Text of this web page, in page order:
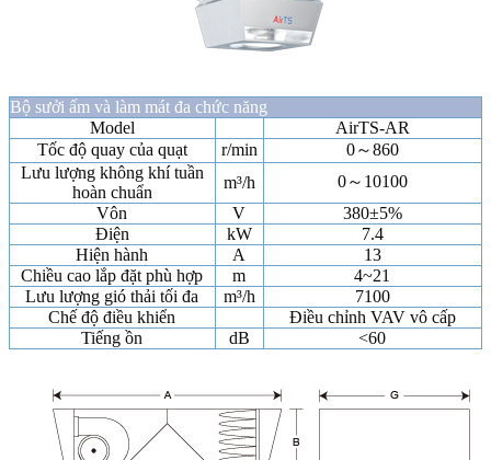
Bộ sưởi ấm và làm mát đa chức năng
Model
AirTS-AR
Tốc độ quay của quạt
r/min
0～860
Lưu lượng không khí tuần
hoàn chuẩn
m³/h
0～10100
Vôn
V
380±5%
Điện
kW
7.4
Hiện hành
A
13
Chiều cao lắp đặt phù hợp
m
4~21
Lưu lượng gió thải tối đa
m³/h
7100
Chế độ điều khiển
Điều chỉnh VAV vô cấp
Tiếng ồn
dB <60